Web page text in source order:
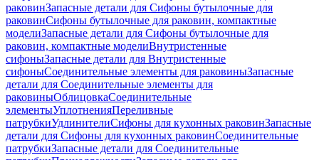
раковинЗапасные детали для Сифоны бутылочные для
раковинСифоны бутылочные для раковин, компактные
моделиЗапасные детали для Сифоны бутылочные для
раковин, компактные моделиВнутристенные
сифоныЗапасные детали для Внутристенные
сифоныСоединительные элементы для раковиныЗапасные
детали для Соединительные элементы для
раковиныОблицовкаСоединительные
элементыУплотненияПереливные
патрубкиУдлинителиСифоны для кухонных раковинЗапасные
детали для Сифоны для кухонных раковинСоединительные
патрубкиЗапасные детали для Соединительные